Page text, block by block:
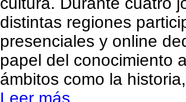
distintas regiones
presenciales y online
papel del conocimiento
ámbitos como la
Leer más